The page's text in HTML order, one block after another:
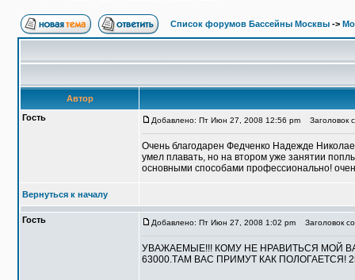
Список форумов Бассейны Москвы ->
Автор
Гость
Добавлено: Пт Июн 27, 2008 12:56 pm Заголовок
Очень благодарен Федченко Надежде
умел плавать, но на втором уже занятии
основными способами профессионально!
Вернуться к началу
Гость Добавлено: Пт Июн 27, 2008 1:02 pm Заголовок
УВАЖАЕМЫЕ!!! КОМУ НЕ НРАВИТЬСЯ МОЙ
63000.ТАМ ВАС ПРИМУТ КАК ПОЛОГАЕТСЯ!